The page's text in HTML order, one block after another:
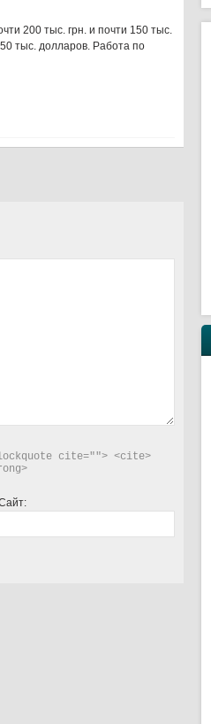
200 тыс. грн. и почти 150 тыс.
тыс. долларов. Работа по
cite=""> <cite>